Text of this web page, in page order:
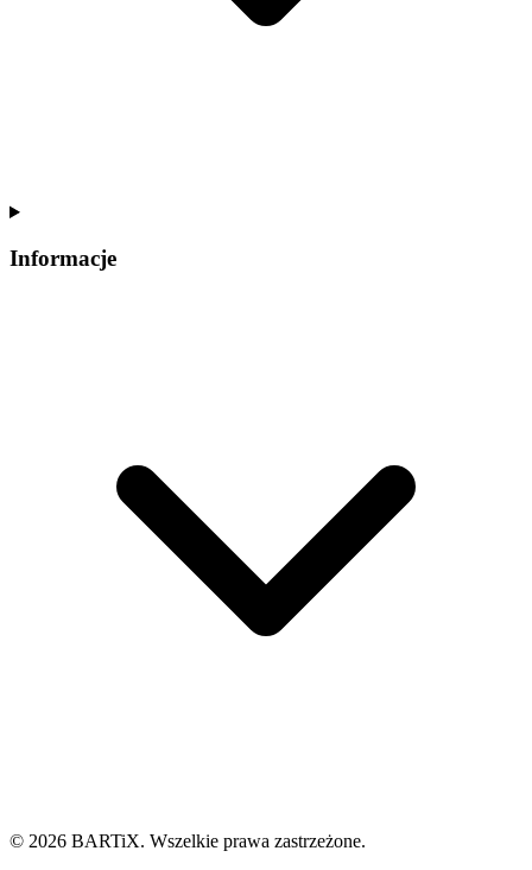
Informacje
© 2026 BARTiX. Wszelkie prawa zastrzeżone.